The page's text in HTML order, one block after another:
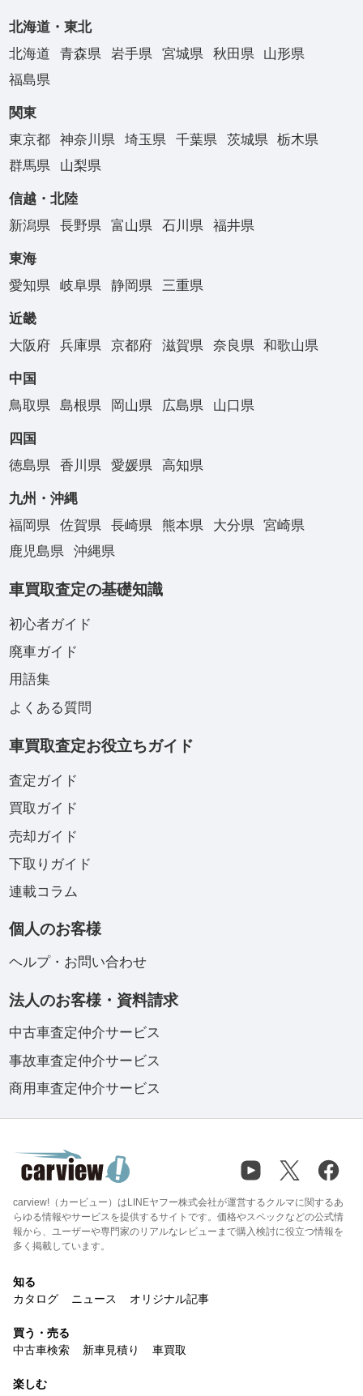
北海道・東北
北海道
青森県 岩手県 宮城県 秋田県
山形県
福島県
関東
東京都
神奈川県 埼玉県 千葉県 茨城県
栃木県
群馬県
山梨県
信越・北陸
新潟県
長野県 富山県 石川県 福井県
東海
愛知県
岐阜県 静岡県 三重県
近畿
大阪府
兵庫県 京都府 滋賀県 奈良県 和歌山県
中国
鳥取県
島根県 岡山県 広島県 山口県
四国
徳島県
香川県 愛媛県 高知県
九州・沖縄
福岡県
佐賀県 長崎県 熊本県 大分県
宮崎県
鹿児島県
沖縄県
車買取査定の基礎知識
初心者ガイド
廃車ガイド
用語集
よくある質問
車買取査定お役立ちガイド
査定ガイド
買取ガイド
売却ガイド
下取りガイド
連載コラム
個人のお客様
ヘルプ・お問い合わせ
法人のお客様・資料請求
中古車査定仲介サービス
事故車査定仲介サービス
商用車査定仲介サービス
carview!（カービュー）はLINEヤフー株式会社が運営するクルマに関するあ
らゆる情報やサービスを提供するサイトです。価格やスペックなどの公式情
報から、ユーザーや専門家のリアルなレビューまで購入検討に役立つ情報を
多く掲載しています。
知る
カタログ
ニュース オリジナル記事
買う・売る
中古車検索
新車見積り 車買取
楽しむ